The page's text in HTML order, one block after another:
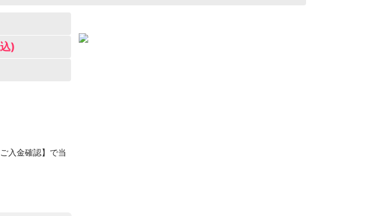
)
入金確認】で当